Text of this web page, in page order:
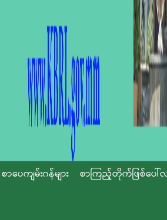
စာပေကျမ်းဂန်များ
စာကြည့်တိုက်ဖြစ်ပေါ်